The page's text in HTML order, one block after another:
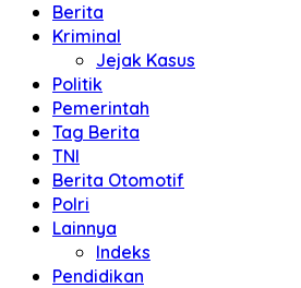
Berita
Kriminal
Jejak Kasus
Politik
Pemerintah
Tag Berita
TNI
Berita Otomotif
Polri
Lainnya
Indeks
Pendidikan